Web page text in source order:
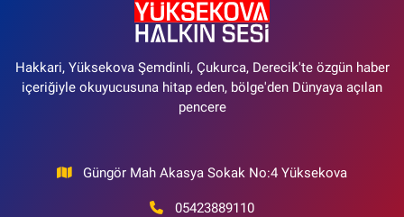
Hakkari, Yüksekova Şemdinli, Çukurca, Derecik'te özgün haber
içeriğiyle okuyucusuna hitap eden, bölge'den Dünyaya açılan
pencere
Güngör Mah Akasya Sokak No:4 Yüksekova
05423889110